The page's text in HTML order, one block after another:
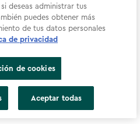
Estados Unidos
deseas administrar tus
puedes obtener más
de tus datos personales
de privacidad
de cookies
Aceptar todas